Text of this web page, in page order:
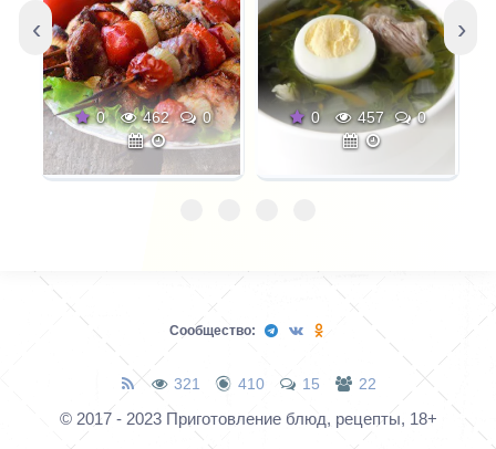
брынзы, которой в этом
салате часто заменяют
фету остальные
европейцы, он не
забивает собой вкус
0 462 0 0 457 0
‹ ›
Сообщество:
321 410 15 22
© 2017 - 2023 Приготовление блюд, рецепты, 18+